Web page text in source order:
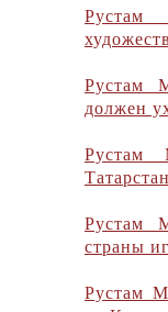
Рустам
должен
Рустам
Рустам
страны
Рустам